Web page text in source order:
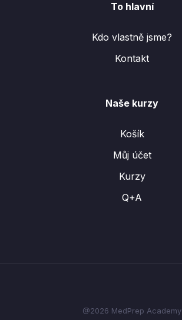
To hlavní
Kdo vlastně jsme?
Kontakt
Naše kurzy
Košík
Můj účet
Kurzy
Q+A
@2026 MedPrep Academy